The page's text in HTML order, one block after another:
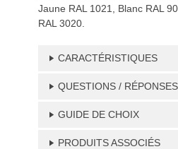
Jaune RAL 1021, Blanc RAL
RAL 3020.
CARACTÉRISTIQUES
QUESTIONS / RÉPONSES
GUIDE DE CHOIX
PRODUITS ASSOCIÉS